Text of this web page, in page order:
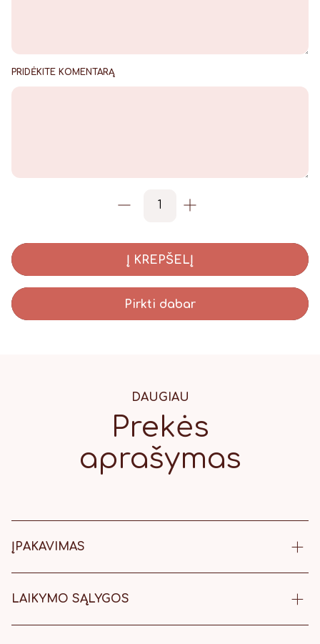
PRIDĖKITE KOMENTARĄ
produkto kiekis:
Į KREPŠELĮ
Pirkti dabar
DAUGIAU
Prekės
aprašymas
ĮPAKAVIMAS
LAIKYMO SĄLYGOS